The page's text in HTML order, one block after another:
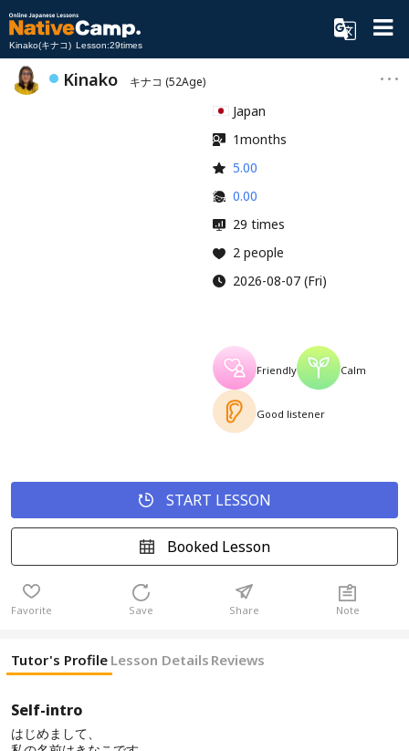
Kinako(キナコ) Lesson:29times
Kinako キナコ (52Age)
Japan
1months
5.00
0.00
29 times
2 people
2026-08-07 (Fri)
Friendly Calm
Good listener
START LESSON
Booked Lesson
Favorite Save Share Note
Tutor's Profile Lesson Details Reviews
Self-intro
はじめまして、